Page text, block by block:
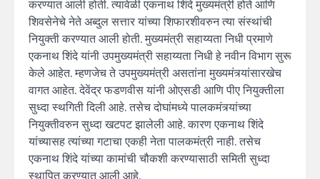
करण्यात आली होती. त्यावेळी एकनाथ शिंदे मुख्यमंत्री होते आणि
शिवसेनेचे नेते अब्दुल सत्तार यांच्या शिफारशीवरुन त्या संस्थांची
नियुक्ती करण्यात आली होती. मुख्यमंत्री सहाय्यता निधी प्रमाणे
एकनाथ शिंदे यांनी उपमुख्यमंत्री सहाय्यता निधी हे नवीन विभाग सुरू
केले आहेत. म्हणजेच ते उपमुख्यमंत्री असतांना मुख्यमंत्र्यांसारखेच
वागत आहेत. देवेंद्र फडणवीस यांनी ओएसडी आणि पीए नियुक्तीला
सुध्दा स्थगिती दिली आहे. तसेच दोघांमध्ये पालकमंत्र्यांच्या
नियुक्तीवरुन सुध्दा खटपट झालेली आहे. कारण एकनाथ शिंदे
यांच्यासह त्यांच्या गटाचा एकही नेता पालकमंत्री नाही. तसेच
एकनाथ शिंदे यांच्या कामांची चौकशी करण्यासाठी समिती सुध्दा
स्थापित करण्यात आली आहे.